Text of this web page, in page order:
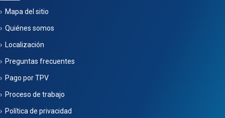
Mapa del sitio
Quiénes somos
Localización
Preguntas frecuentes
Pago por TPV
Proceso de trabajo
Política de privacidad